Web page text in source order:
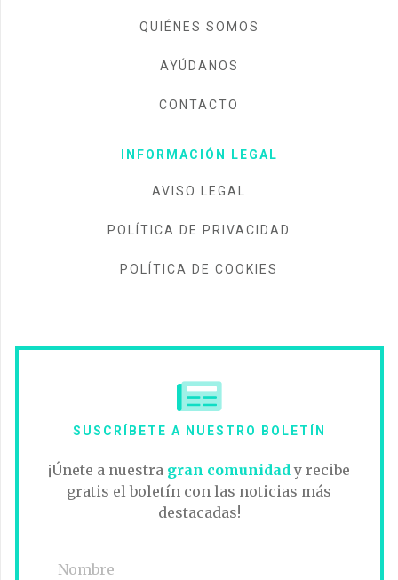
QUIÉNES SOMOS
AYÚDANOS
CONTACTO
INFORMACIÓN LEGAL
AVISO LEGAL
POLÍTICA DE PRIVACIDAD
POLÍTICA DE COOKIES
SUSCRÍBETE A NUESTRO BOLETÍN
¡Únete a nuestra gran comunidad y recibe
gratis el boletín con las noticias más
destacadas!